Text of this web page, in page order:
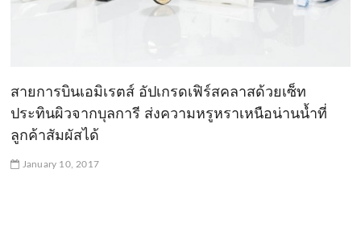
สายการบินเอมิเรตส์ อัปเกรดเฟิร์สคลาสด้วยเซ็ท
ประทินผิวจากบุลการี ส่งความหรูหราเหนือน่านน้ำที่
ลูกค้าสัมผัสได้
January 10, 2017